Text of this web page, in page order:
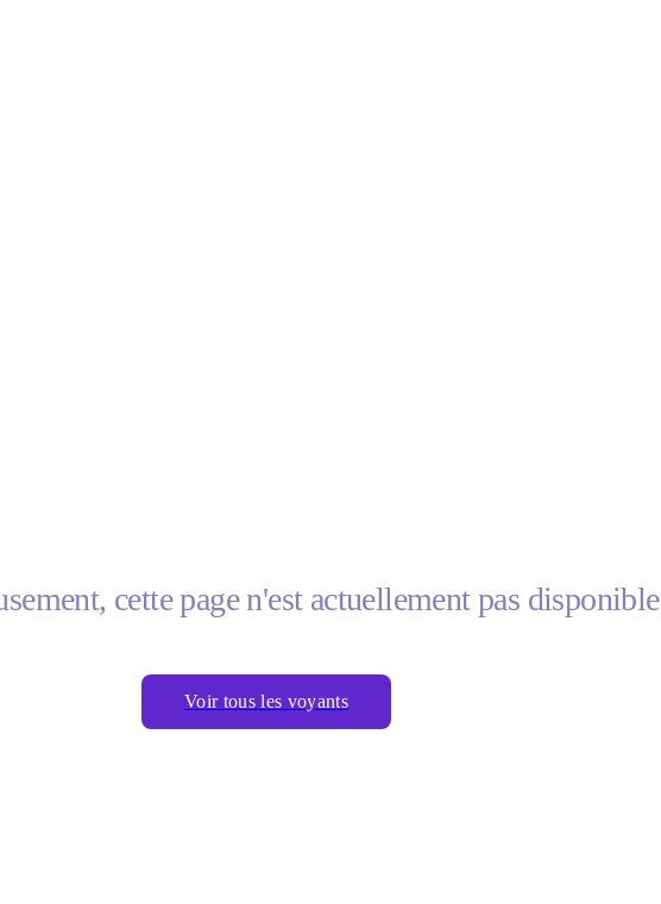
cette page n'est actuellement pas disponible
Voir tous les voyants